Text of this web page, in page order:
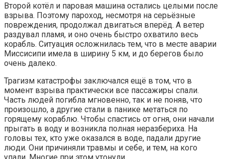
Второй котёл и паровая машина остались целыми после
взрыва. Поэтому пароход, несмотря на серьёзные
повреждения, продолжал двигаться вперёд. А ветер
раздувал пламя, и оно очень быстро охватило весь
корабль. Ситуация осложнилась тем, что в месте аварии
Миссисипи имела в ширину 5 км, и до берегов было
очень далеко.
Трагизм катастрофы заключался ещё в том, что в
момент взрыва практически все пассажиры спали.
Часть людей погибла мгновенно, так и не поняв, что
произошло, а другие стали в панике метаться по
горящему кораблю. Чтобы спастись от огня, они начали
прыгать в воду и возникла полная неразбериха. На
головы тех, кто уже оказался в воде, падали другие
люди. Они причиняли травмы и себе, и тем, на кого